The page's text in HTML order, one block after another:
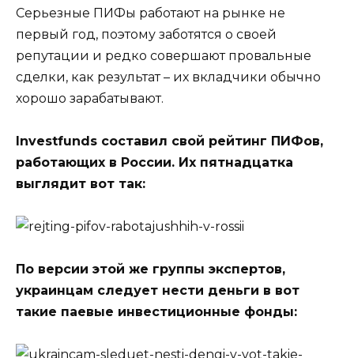
Серьезные ПИФы работают на рынке не
первый год, поэтому заботятся о своей
репутации и редко совершают провальные
сделки, как результат – их вкладчики обычно
хорошо зарабатывают.
Investfunds составил свой рейтинг ПИФов,
работающих в России. Их пятнадцатка
выглядит вот так:
По версии этой же группы экспертов,
украинцам следует нести деньги в вот
такие паевые инвестиционные фонды: